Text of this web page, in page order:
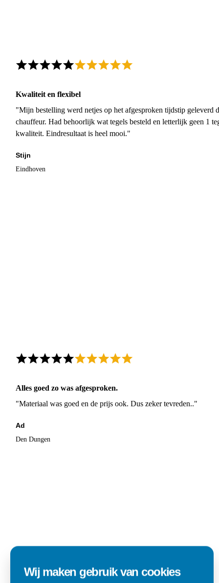
Kwaliteit en flexibel
"Mijn bestelling werd netjes op het afgesproken tijdstip geleverd
chauffeur. Had behoorlijk wat tegels besteld en letterlijk geen 1
kwaliteit. Eindresultaat is heel mooi."
Stijn
Eindhoven
Alles goed zo was afgesproken.
"Materiaal was goed en de prijs ook. Dus zeker tevreden.."
Ad
Den Dungen
Wij maken gebruik van cookies